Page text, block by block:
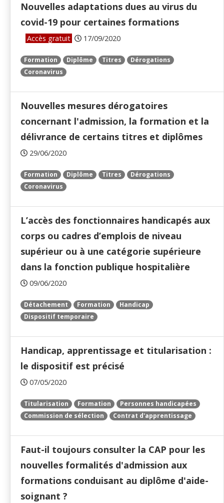
Nouvelles adaptations dues au virus du
covid-19 pour certaines formations
Accès gratuit 17/09/2020
Formation Diplôme Titres
Dérogations
Coronavirus
Nouvelles mesures dérogatoires
concernant l'admission, la formation et la
délivrance de certains titres et diplômes
29/06/2020
Formation Diplôme Titres
Dérogations
Coronavirus
L’accès des fonctionnaires handicapés aux
corps ou cadres d’emplois de niveau
supérieur ou à une catégorie supérieure
dans la fonction publique hospitalière
09/06/2020
Détachement Formation
Handicap
Dispositif temporaire
Handicap, apprentissage et titularisation :
le dispositif est précisé
07/05/2020
Titularisation Formation
Personnes handicapées
Commission de sélection
Contrat d'apprentissage
Faut-il toujours consulter la CAP pour les
nouvelles formalités d'admission aux
formations conduisant au diplôme d'aide-
soignant ?